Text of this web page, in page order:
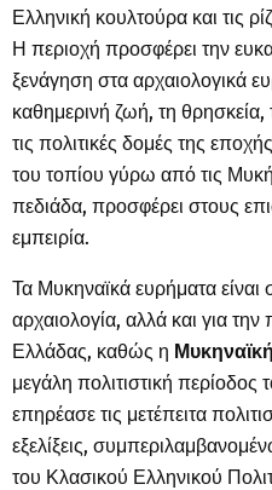
Ελληνική κουλτούρα και τις
Η περιοχή προσφέρει την
ξενάγηση στα αρχαιολογικά
καθημερινή ζωή, τη θρησκεία,
τις πολιτικές δομές της
του τοπίου γύρω από τις
πεδιάδα, προσφέρει στους
εμπειρία.
Τα Μυκηναϊκά ευρήματα είναι
αρχαιολογία, αλλά και για την
Ελλάδας, καθώς η
μεγάλη πολιτιστική
επηρέασε τις μετέπειτα
εξελίξεις,
του Κλασικού Ελληνικού